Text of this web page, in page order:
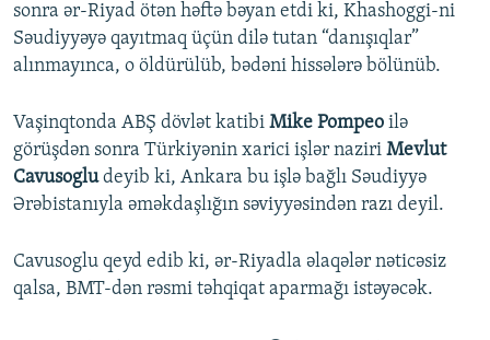
sonra ər-Riyad ötən həftə bəyan etdi ki, Khashoggi-ni
Səudiyyəyə qayıtmaq üçün dilə tutan “danışıqlar”
alınmayınca, o öldürülüb, bədəni hissələrə bölünüb.
Vaşinqtonda ABŞ dövlət katibi Mike Pompeo ilə
görüşdən sonra Türkiyənin xarici işlər naziri Mevlut
Cavusogludeyib ki, Ankara bu işlə bağlı Səudiyyə
Ərəbistanıyla əməkdaşlığın səviyyəsindən razı deyil.
Cavusoglu qeyd edib ki, ər-Riyadla əlaqələr nəticəsiz
qalsa, BMT-dən rəsmi təhqiqat aparmağı istəyəcək.